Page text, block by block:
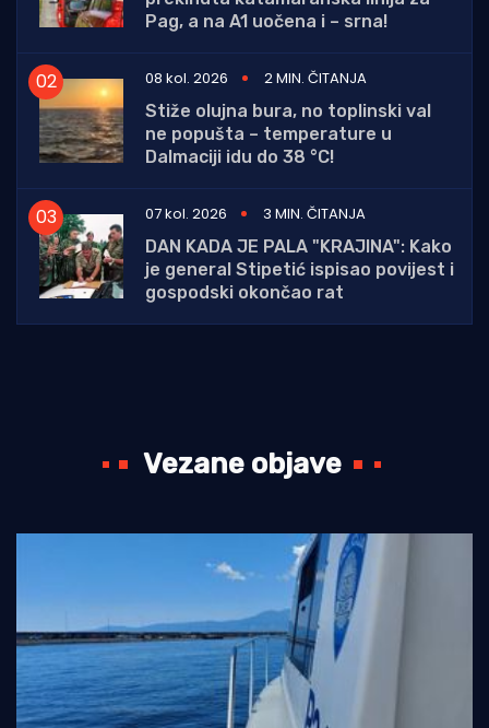
Pag, a na A1 uočena i – srna!
08 kol. 2026
2 MIN. ČITANJA
Stiže olujna bura, no toplinski val
ne popušta – temperature u
Dalmaciji idu do 38 °C!
07 kol. 2026
3 MIN. ČITANJA
DAN KADA JE PALA "KRAJINA": Kako
je general Stipetić ispisao povijest i
gospodski okončao rat
Vezane objave